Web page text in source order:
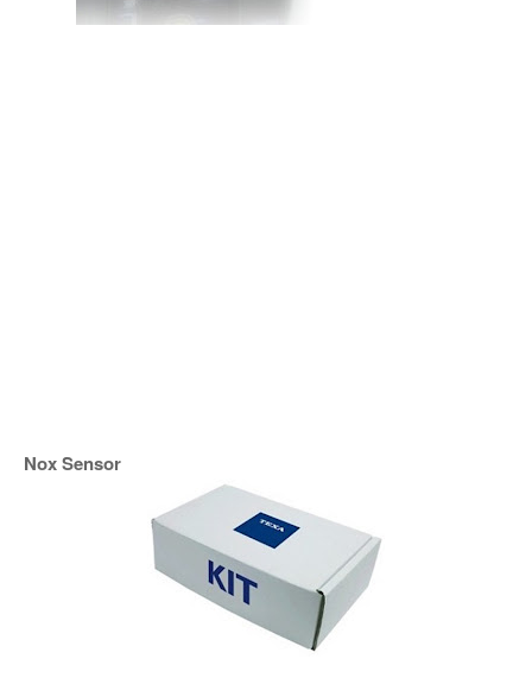
Nox Sensor